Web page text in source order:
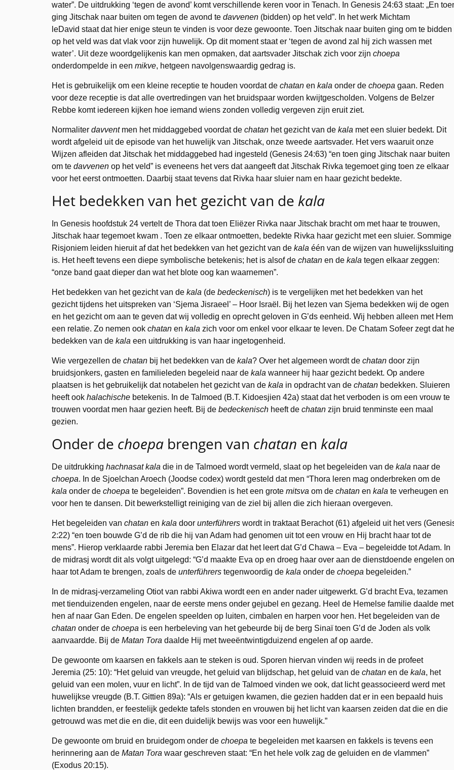
water”. De uitdrukking ‘tegen de avond’ komt verschillende keren voor in Tenach. In Genesis 24:63 staat: „En
ging Jitschak naar buiten om tegen de avond te davvenen (bidden) op het veld”. In het werk Michtam
leDavid staat dat hier enige steun te vinden is voor deze gewoonte. Toen Jitschak naar buiten ging om te bidden
op het veld was dat vlak voor zijn huwelijk. Op dit moment staat er ‘tegen de avond zal hij zich wassen met
water’. Uit deze woordgelijkenis kan men opmaken, dat aartsvader Jitschak zich voor zijn choepa
onderdompelde in een mikve, hetgeen navolgenswaardig gedrag is.
Het is gebruikelijk om een kleine receptie te houden voordat de chatan en kala onder de choepa gaan. Reden
voor deze receptie is dat alle overtredingen van het bruidspaar worden kwijtgescholden. Volgens de Belzer
Rebbe komt iedereen kijken hoe iemand wiens zonden volledig vergeven zijn eruit ziet.
Normaliter davventmen het middaggebed voordat de chatan het gezicht van de kala met een sluier bedekt. Dit
wordt afgeleid uit de episode van het huwelijk van Jitschak, onze tweede aartsvader. Het vers waaruit onze
Wijzen afleiden dat Jitschak het middaggebed had ingesteld (Genesis 24:63) “en toen ging Jitschak naar buiten
om te davvenen op het veld” is eveneens het vers dat aangeeft dat Jitschak Rivka tegemoet ging toen ze elkaar
voor het eerst ontmoetten. Daarbij staat tevens dat Rivka haar sluier nam en haar gezicht bedekte.
Het bedekken van het gezicht van de kala
In Genesis hoofdstuk 24 vertelt de Thora dat toen Eliëzer Rivka naar Jitschak bracht om met haar te trouwen,
Jitschak haar tegemoet kwam . Toen ze elkaar ontmoetten, bedekte Rivka haar gezicht met een sluier. Sommige
Risjoniem leiden hieruit af dat het bedekken van het gezicht van de kala één van de wijzen van huwelijkssluiting
is. Het heeft tevens een diepe symbolische betekenis; het is alsof de chatan en de kala tegen elkaar zeggen:
“onze band gaat dieper dan wat het blote oog kan waarnemen”.
Het bedekken van het gezicht van de kala (de bedeckenisch) is te vergelijken met het bedekken van het
gezicht tijdens het uitspreken van ‘Sjema Jisraeel’ – Hoor Israël. Bij het lezen van Sjema bedekken wij de ogen
en het gezicht om aan te geven dat wij volledig en oprecht geloven in G’ds eenheid. Wij hebben alleen met Hem
een relatie. Zo nemen ook chatan en kala zich voor om enkel voor elkaar te leven. De Chatam Sofeer zegt dat
bedekken van de kala een uitdrukking is van haar ingetogenheid.
Wie vergezellen de chatan bij het bedekken van de kala? Over het algemeen wordt de chatan door zijn
bruidsjonkers, gasten en familieleden begeleid naar de kala wanneer hij haar gezicht bedekt. Op andere
plaatsen is het gebruikelijk dat notabelen het gezicht van de kala in opdracht van de chatan bedekken. Sluieren
heeft ook halachische betekenis. In de Talmoed (B.T. Kidoesjien 42a) staat dat het verboden is om een vrouw te
trouwen voordat men haar gezien heeft. Bij de bedeckenisch heeft de chatan zijn bruid tenminste een maal
gezien.
Onder de choepa brengen van chatan en kala
De uitdrukking hachnasat kala die in de Talmoed wordt vermeld, slaat op het begeleiden van de kala naar de
choepa. In de Sjoelchan Aroech (Joodse codex) wordt gesteld dat men “Thora leren mag onderbreken om de
kala onder de choepa te begeleiden”. Bovendien is het een grote mitsva om de chatan en kala te verheugen en
voor hen te dansen. Dit bewerkstelligt reiniging van de ziel bij allen die zich hieraan overgeven.
Het begeleiden van chatan en kala door unterführers wordt in traktaat Berachot (61) afgeleid uit het vers
2:22) “en toen bouwde G’d de rib die hij van Adam had genomen uit tot een vrouw en Hij bracht haar tot de
mens”. Hierop verklaarde rabbi Jeremia ben Elazar dat het leert dat G’d Chawa – Eva – begeleidde tot Adam. In
de midrasj wordt dit als volgt uitgelegd: “G’d maakte Eva op en droeg haar over aan de dienstdoende engelen
haar tot Adam te brengen, zoals de unterführers tegenwoordig de kala onder de choepa begeleiden.”
In de midrasj-verzameling Otiot van rabbi Akiwa wordt een en ander nader uitgewerkt. G’d bracht Eva, tezamen
met tienduizenden engelen, naar de eerste mens onder gejubel en gezang. Heel de Hemelse familie daalde met
hen af naar Gan Eden. De engelen speelden op luiten, cimbalen en harpen voor hen. Het begeleiden van de
chatan onder de choepa is een herbeleving van het gebeurde bij de berg Sinaï toen G’d de Joden als volk
aanvaardde. Bij de Matan Tora daalde Hij met tweeëntwintigduizend engelen af op aarde.
De gewoonte om kaarsen en fakkels aan te steken is oud. Sporen hiervan vinden wij reeds in de profeet
Jeremia (25: 10): “Het geluid van vreugde, het geluid van blijdschap, het geluid van de chatan en de kala, het
geluid van een molen, vuur en licht”. In de tijd van de Talmoed vinden we ook, dat licht geassocieerd werd met
huwelijkse vreugde (B.T. Gittien 89a): “Als er getuigen kwamen, die gezien hadden dat er in een bepaald huis
lichten brandden, er feestelijk gedekte tafels stonden en vrouwen bij het licht van kaarsen zeiden dat die en die
getrouwd was met die en die, dit een duidelijk bewijs was voor een huwelijk.”
De gewoonte om bruid en bruidegom onder de choepa te begeleiden met kaarsen en fakkels is tevens een
herinnering aan de Matan Tora waar geschreven staat: “En het hele volk zag de geluiden en de vlammen”
(Exodus 20:15).